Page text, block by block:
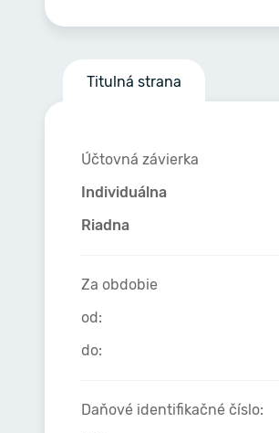
Titulná strana
Účtovná závierka
Individuálna
Riadna
Za obdobie
od:
do:
Daňové identifikačné číslo: